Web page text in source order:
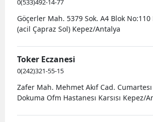
0(533)492-14-77
Göçerler Mah. 5379 Sok. A4 Blok
(acil Çapraz Sol) Kepez/Antalya
Toker Eczanesi
0(242)321-55-15
Zafer Mah. Mehmet Akıf Cad. Cumartesı
Dokuma Ofm Hastanesı Karsısı Kepez/